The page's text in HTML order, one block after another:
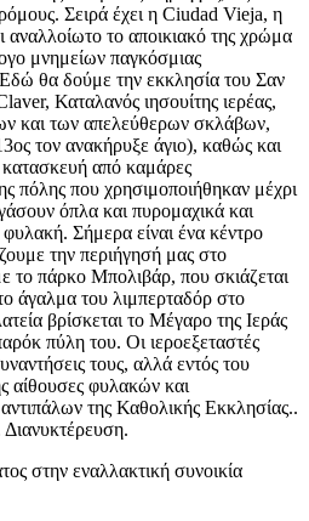
Σειρά έχει η Ciudad Vieja, η
το αποικιακό της χρώμα
μνημείων παγκόσμιας
θα δούμε την εκκλησία του Σαν
Καταλανός ιησουίτης ιερέας,
και των απελεύθερων σκλάβων,
τον ανακήρυξε άγιο), καθώς και
από καμάρες
πόλης που χρησιμοποιήθηκαν μέχρι
όπλα και πυρομαχικά και
Σήμερα είναι ένα κέντρο
την περιήγησή μας στο
το πάρκο Μπολιβάρ, που σκιάζεται
άγαλμα του λιμπερταδόρ στο
βρίσκεται το Μέγαρο της Ιεράς
πύλη του. Οι ιεροεξεταστές
τους, αλλά εντός του
αίθουσες φυλακών και
της Καθολικής Εκκλησίας..
Διανυκτέρευση.
στην εναλλακτική συνοικία